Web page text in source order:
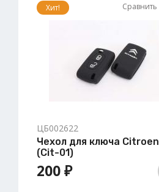
Хит! Сравнить
ЦБ002622
Чехол для ключа Citroen
(Cit-01)
200 ₽